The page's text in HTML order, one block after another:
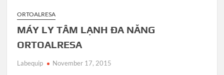
ORTOALRESA
MÁY LY TÂM LẠNH ĐA NĂNG
ORTOALRESA
Labequip November 17, 2015